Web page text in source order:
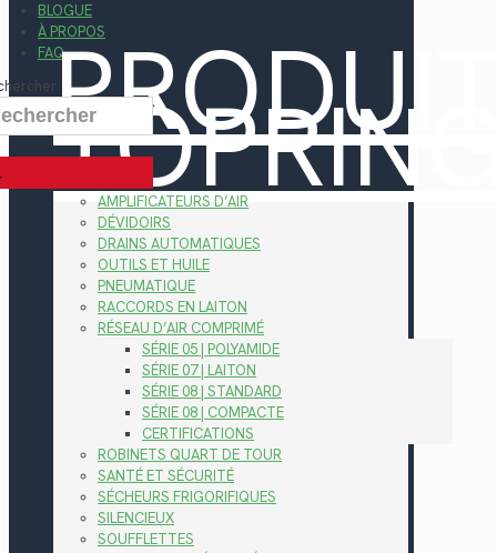
BLOGUE
À PROPOS
FAQ
AMPLIFICATEURS D’AIR
DÉVIDOIRS
DRAINS AUTOMATIQUES
OUTILS ET HUILE
PNEUMATIQUE
RACCORDS EN LAITON
RÉSEAU D’AIR COMPRIMÉ
SÉRIE 05 | POLYAMIDE
SÉRIE 07 | LAITON
SÉRIE 08 | STANDARD
SÉRIE 08 | COMPACTE
CERTIFICATIONS
ROBINETS QUART DE TOUR
SANTÉ ET SÉCURITÉ
SÉCHEURS FRIGORIFIQUES
SILENCIEUX
SOUFFLETTES